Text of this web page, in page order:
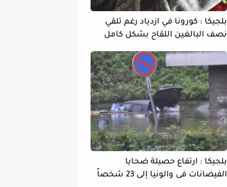
بلجيكا : كورونا في ازدياد رغم تلقي
نصف البالغين اللقاح بشكل كامل
بلجيكا : ارتفاع حصيلة ضحايا
الفيضانات فى والونيا إلى 23 شخصاً